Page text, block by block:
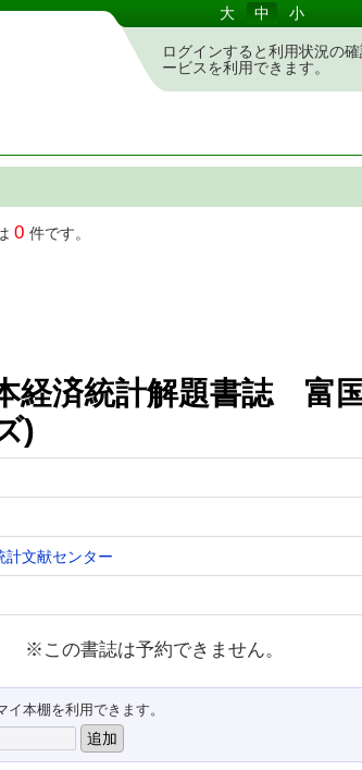
大 中 小
ログインすると利用状況の
ービスを利用できます。
0 件です。
経済統計解題書誌 富
)
計文献センター
※この書誌は予約できません。
イ本棚を利用できます。